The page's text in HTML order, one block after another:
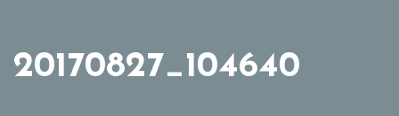
20170827_104640